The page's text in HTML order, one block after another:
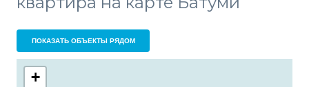
ПОКАЗАТЬ ОБЪЕКТЫ РЯДОМ
+